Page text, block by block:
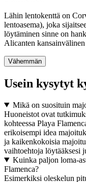
Lähin lentokenttä on
lentoasema), joka
löytäminen sinne on
Alicanten
Vähemmän
Usein kysytyt
Mikä on suosituin
Huoneistot ovat
kohteessa Playa
erikoisempi idea
ja kaikenkokoisia
vaihtoehtoja löytääksesi
Kuinka paljon loma-
Flamenca?
Esimerkiksi oleskelun